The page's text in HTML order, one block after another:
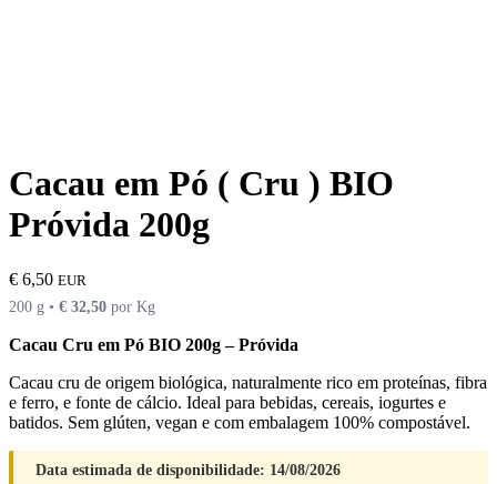
Cacau em Pó ( Cru ) BIO
Próvida 200g
€ 6,50 EUR
200 g • € 32,50 por Kg
Cacau Cru em Pó BIO 200g – Próvida
Cacau cru de origem biológica, naturalmente rico em proteínas, fibra
e ferro, e fonte de cálcio. Ideal para bebidas, cereais, iogurtes e
batidos. Sem glúten, vegan e com embalagem 100% compostável.
Data estimada de disponibilidade: 14/08/2026